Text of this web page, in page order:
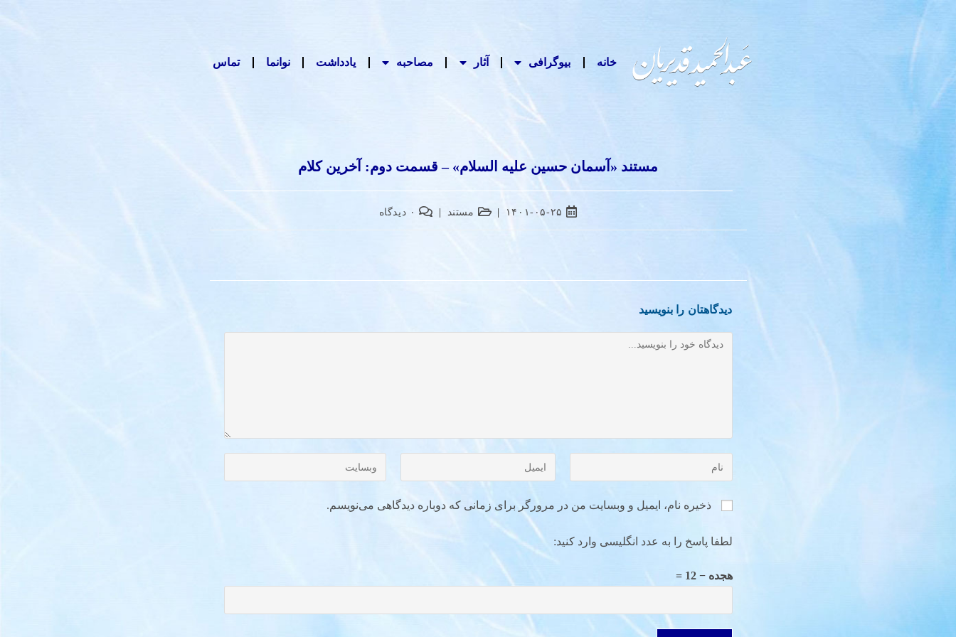
خانه بیوگرافی آثار مصاحبه‌ یادداشت‌ نوانما تماس
مستند «آسمان حسین علیه السلام» – قسمت دوم: آخرین کلام
۱۴۰۱-۰۵-۲۵ مستند ۰ دیدگاه
دیدگاهتان را بنویسید
ذخیره نام، ایمیل و وبسایت من در مرورگر برای زمانی که دوباره دیدگاهی می‌نویسم.
لطفا پاسخ را به عدد انگلیسی وارد کنید:
هجده − 12 =